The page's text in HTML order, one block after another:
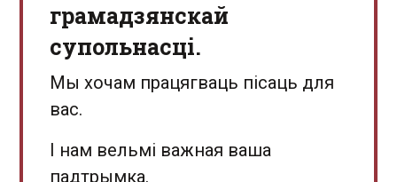
грамадзянскай
супольнасці.
Мы хочам працягваць пісаць для
вас.
І нам вельмі важная ваша
падтрымка.